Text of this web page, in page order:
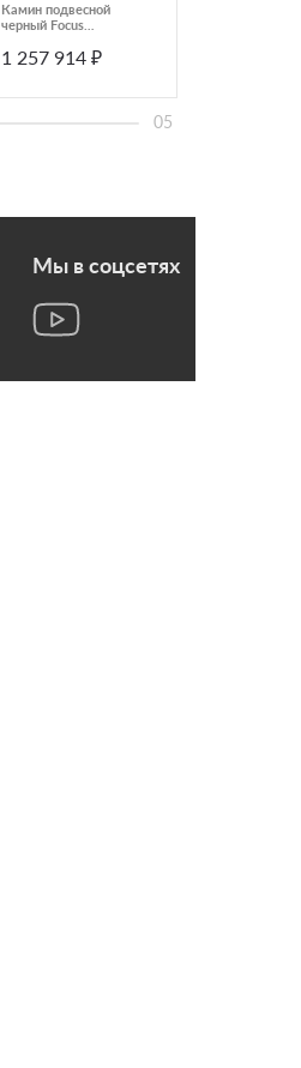
Камин подвесной
черный Focus
1 257 914 ₽
05
Мы в соцсетях